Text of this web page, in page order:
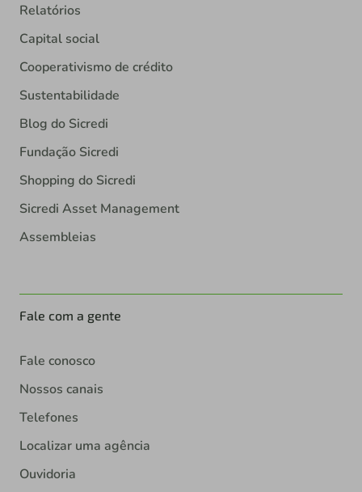
Relatórios
Capital social
Cooperativismo de crédito
Sustentabilidade
Blog do Sicredi
Fundação Sicredi
Shopping do Sicredi
Sicredi Asset Management
Assembleias
Fale com a gente
Fale conosco
Nossos canais
Telefones
Localizar uma agência
Ouvidoria